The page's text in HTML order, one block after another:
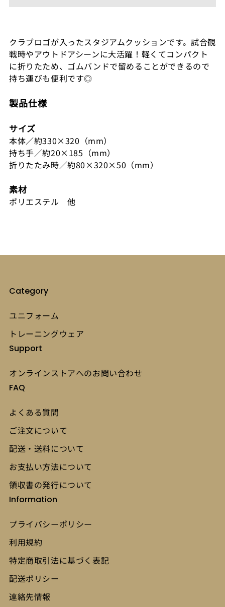
量
を
減
ら
量
を
増
や
クラブロゴが入ったスタジアムクッションです。試合観
戦時やアウトドアシーンに大活躍！軽くてコンパクト
に折りたため、ゴムバンドで留めることができるので
持ち運びも便利です◎
製品仕様
サイズ
本体／約330×320（mm）
持ち手／約20×185（mm）
折りたたみ時／約80×320×50（mm）
素材
ポリエステル 他
Category
ユニフォーム
トレーニングウェア
Support
オンラインストアへのお問い合わせ
FAQ
よくある質問
ご注文について
配送・送料について
お支払い方法について
領収書の発行について
Information
プライバシーポリシー
利用規約
特定商取引法に基づく表記
配送ポリシー
連絡先情報